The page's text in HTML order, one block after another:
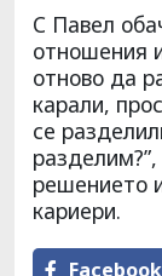
С Павел
отношения
отново да
карали,
се
решението
кариери.
Facebook